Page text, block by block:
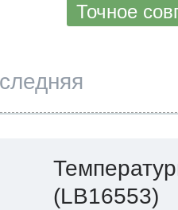
Точное
(LB16553)